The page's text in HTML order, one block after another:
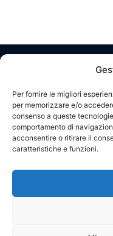
Per fornire le migliori
per memorizzare e/o
consenso a queste
comportamento di
acconsentire o ritirare il
caratteristiche e funzioni.
IL
GRUPPO
COSA
FACCIAMO
CODICE
ETICO
PRIVACY
POLICY
CON
NOI
17
Via